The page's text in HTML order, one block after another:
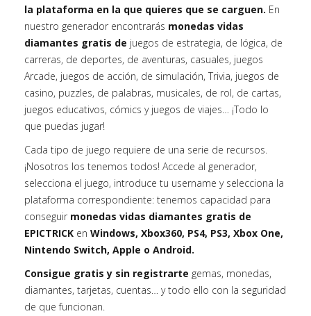
la plataforma en la que quieres que se carguen. En
nuestro generador encontrarás monedas vidas
diamantes gratis de juegos de estrategia, de lógica, de
carreras, de deportes, de aventuras, casuales, juegos
Arcade, juegos de acción, de simulación, Trivia, juegos de
casino, puzzles, de palabras, musicales, de rol, de cartas,
juegos educativos, cómics y juegos de viajes… ¡Todo lo
que puedas jugar!
Cada tipo de juego requiere de una serie de recursos.
¡Nosotros los tenemos todos! Accede al generador,
selecciona el juego, introduce tu username y selecciona la
plataforma correspondiente: tenemos capacidad para
conseguir monedas vidas diamantes gratis de
EPICTRICK en Windows, Xbox360, PS4, PS3, Xbox One,
Nintendo Switch, Apple o Android.
Consigue gratis y sin registrarte gemas, monedas,
diamantes, tarjetas, cuentas… y todo ello con la seguridad
de que funcionan.